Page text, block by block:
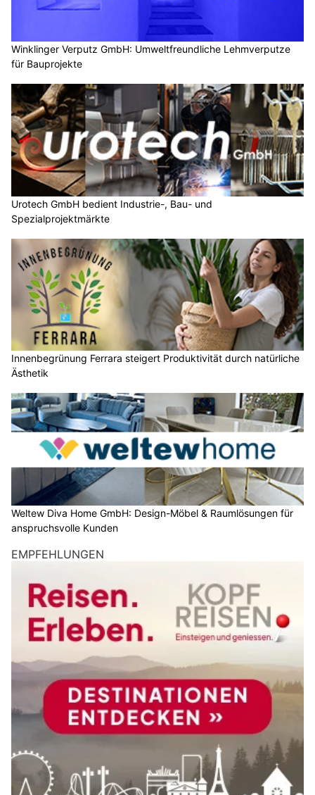
Winklinger Verputz GmbH: Umweltfreundliche Lehmverputze
für Bauprojekte
Urotech GmbH bedient Industrie-, Bau- und
Spezialprojektmärkte
Innenbegrünung Ferrara steigert Produktivität durch natürliche
Ästhetik
Weltew Diva Home GmbH: Design-Möbel & Raumlösungen für
anspruchsvolle Kunden
EMPFEHLUNGEN